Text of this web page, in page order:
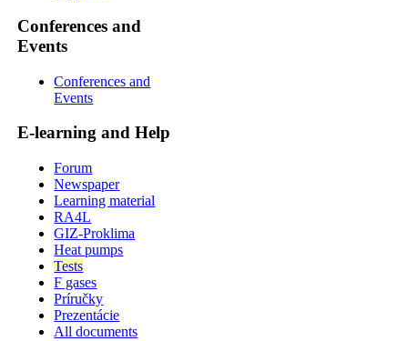
Conferences and
Events
Conferences and
Events
E-learning and Help
Forum
Newspaper
Learning material
RA4L
GIZ-Proklima
Heat pumps
Tests
F gases
Príručky
Prezentácie
All documents